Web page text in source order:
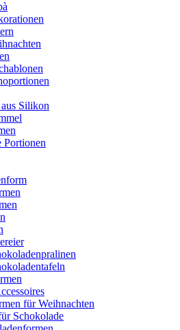
Silikon
Portionen
für Weihnachten
Schokolade